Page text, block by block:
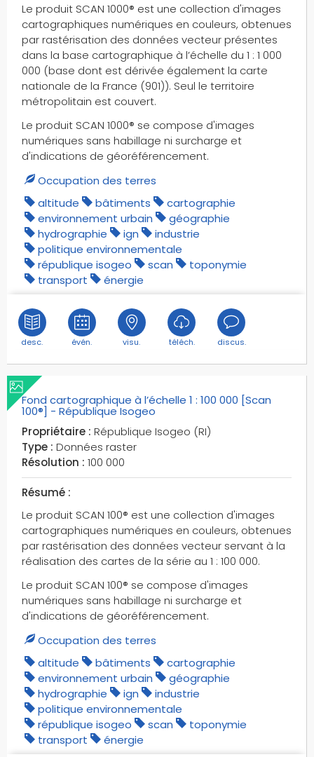
Le produit SCAN 1000® est une collection d'images
cartographiques numériques en couleurs, obtenues
par rastérisation des données vecteur présentes
dans la base cartographique à l’échelle du 1 : 1 000
000 (base dont est dérivée également la carte
nationale de la France (901)). Seul le territoire
métropolitain est couvert.
Le produit SCAN 1000® se compose d'images
numériques sans habillage ni surcharge et
d'indications de géoréférencement.
Occupation des terres
altitude
bâtiments
cartographie
environnement urbain
géographie
hydrographie
ign
industrie
politique environnementale
république isogeo
scan
toponymie
transport
énergie
desc. évén. visu. téléch. discus.
Fond cartographique à l’échelle 1 : 100 000 [Scan
100®] - République Isogeo
Propriétaire : République Isogeo (RI)
Type : Données raster
Résolution : 100 000
Résumé :
Le produit SCAN 100® est une collection d'images
cartographiques numériques en couleurs, obtenues
par rastérisation des données vecteur servant à la
réalisation des cartes de la série au 1 : 100 000.
Le produit SCAN 100® se compose d'images
numériques sans habillage ni surcharge et
d'indications de géoréférencement.
Occupation des terres
altitude
bâtiments
cartographie
environnement urbain
géographie
hydrographie
ign
industrie
politique environnementale
république isogeo
scan
toponymie
transport
énergie